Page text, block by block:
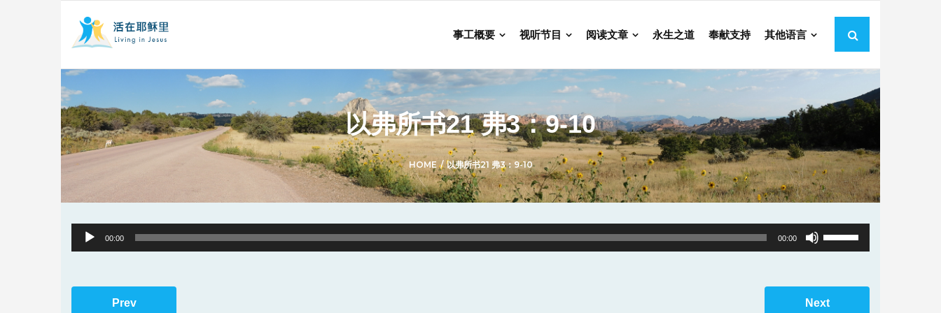
事工概要 视听节目 阅读文章 永生之道 奉献支持 其他语言
以弗所书21 弗3：9-10
HOME /以弗所书21 弗3：9-10
Audio
Player
00:00 00:00
Use
Up/Down
to
Prev Next